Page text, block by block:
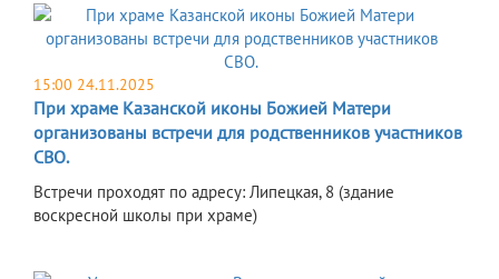
15:00 24.11.2025
При храме Казанской иконы Божией Матери
организованы встречи для родственников участников
СВО.
Встречи проходят по адресу: Липецкая, 8 (здание
воскресной школы при храме)